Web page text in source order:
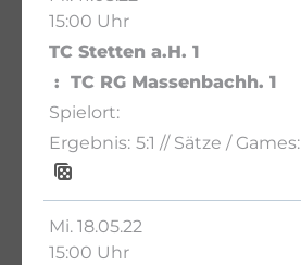
15:00 Uhr
TC Stetten a.H. 1
TC RG Massenbachh. 1
5:1 // Sätze / Games:
Mi. 18.05.22
15:00 Uhr